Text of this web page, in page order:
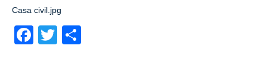
Casa civil.jpg
Facebook
Twitter